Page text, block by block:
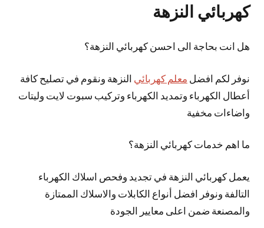
كهربائي النزهة
هل انت بحاجة الى احسن كهربائي النزهة؟
نوفر لكم افضل معلم كهربائي النزهة ونقوم في تصليح كافة
أعطال الكهرباء وتمديد الكهرباء وتركيب سبوت لايت وليتات
واضاءات مخفية
ما اهم خدمات كهربائي النزهة؟
يعمل كهربائي النزهة في تجديد وفحص اسلاك الكهرباء
التالفة ونوفر افضل أنواع الكابلات والاسلاك الممتازة
والمصنعة ضمن اعلى معايير الجودة